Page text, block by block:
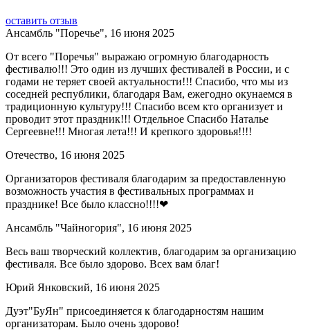
оставить отзыв
Ансамбль "Поречье", 16 июня 2025
От всего "Поречья" выражаю огромную благодарность
фестивалю!!! Это один из лучших фестивалей в России, и с
годами не теряет своей актуальности!!! Спасибо, что мы из
соседней республики, благодаря Вам, ежегодно окунаемся в
традиционную культуру!!! Спасибо всем кто организует и
проводит этот праздник!!! Отдельное Спасибо Наталье
Сергеевне!!! Многая лета!!! И крепкого здоровья!!!!
Отечество, 16 июня 2025
Организаторов фестиваля благодарим за предоставленную
возможность участия в фестивальных программах и
празднике! Все было классно!!!!❤
Ансамбль "Чайногория", 16 июня 2025
Весь ваш творческий коллектив, благодарим за организацию
фестиваля. Все было здорово. Всех вам благ!
Юрий Янковский, 16 июня 2025
Дуэт"БуЯн" присоединяется к благодарностям нашим
организаторам. Было очень здорово!